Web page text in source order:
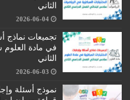
الثاني
2026-06-04
تجميعات نماذج
في مادة
الثاني
2026-06-03
نموذج أسئلة